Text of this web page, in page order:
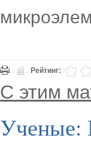
Рейтинг:
С этим
Ученые: